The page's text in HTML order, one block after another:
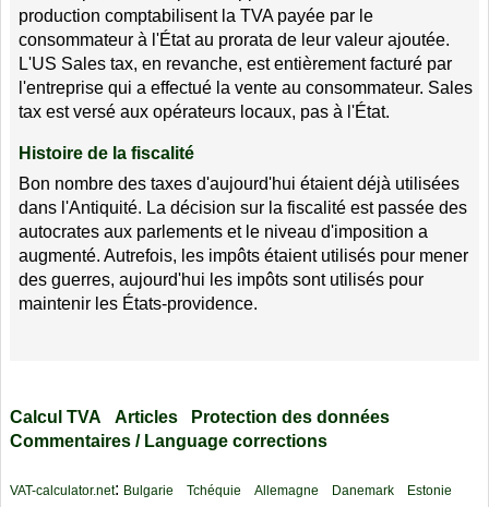
production comptabilisent la TVA payée par le
consommateur à l'État au prorata de leur valeur ajoutée.
L'US Sales tax, en revanche, est entièrement facturé par
l'entreprise qui a effectué la vente au consommateur. Sales
tax est versé aux opérateurs locaux, pas à l'État.
Histoire de la fiscalité
Bon nombre des taxes d'aujourd'hui étaient déjà utilisées
dans l'Antiquité. La décision sur la fiscalité est passée des
autocrates aux parlements et le niveau d'imposition a
augmenté. Autrefois, les impôts étaient utilisés pour mener
des guerres, aujourd'hui les impôts sont utilisés pour
maintenir les États-providence.
Calcul TVA Articles
Protection des données
Commentaires / Language corrections
VAT-calculator.net: Bulgarie Tchéquie Allemagne Danemark
Estonie